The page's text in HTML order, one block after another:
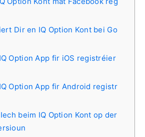
Dir en IQ Option Kont bei Go
Option App fir iOS registréier
Option App fir Android registr
beim IQ Option Kont op der